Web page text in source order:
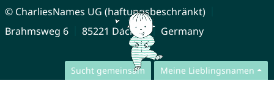
Sucht gemeinsam Meine Lieblingsnamen
© CharliesNames UG (haftungsbeschränkt)
Brahmsweg 6
85221 Dachau Germany